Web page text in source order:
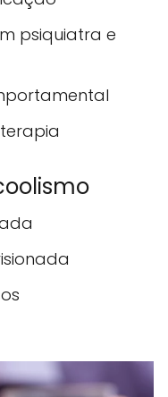
psiquiatra e